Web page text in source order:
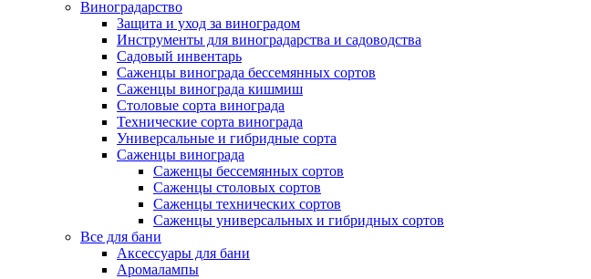
Виноградарство
Защита и уход за виноградом
Инструменты для виноградарства и садоводства
Садовый инвентарь
Саженцы винограда бессемянных сортов
Саженцы винограда кишмиш
Столовые сорта винограда
Технические сорта винограда
Универсальные и гибридные сорта
Саженцы винограда
Саженцы бессемянных сортов
Саженцы столовых сортов
Саженцы технических сортов
Саженцы универсальных и гибридных сортов
Все для бани
Аксессуары для бани
Аромалампы